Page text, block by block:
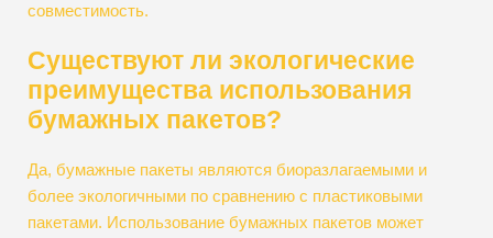
совместимость.
Существуют ли экологические
преимущества использования
бумажных пакетов?
Да, бумажные пакеты являются биоразлагаемыми и
более экологичными по сравнению с пластиковыми
пакетами. Использование бумажных пакетов может